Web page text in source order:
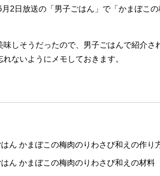
月2日放送の「男子ごはん」で「かまぼこ
味しそうだったので、男子ごはんで紹介
れないようにメモしておきます。
ん かまぼこの梅肉のりわさび和えの作り
ん かまぼこの梅肉のりわさび和えの材料